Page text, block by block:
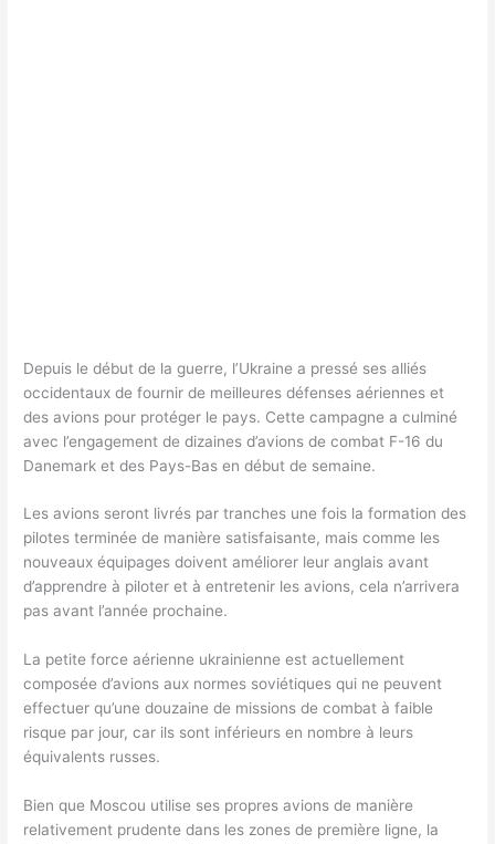
Depuis le début de la guerre, l’Ukraine a pressé ses alliés
occidentaux de fournir de meilleures défenses aériennes et
des avions pour protéger le pays. Cette campagne a culminé
avec l’engagement de dizaines d’avions de combat F-16 du
Danemark et des Pays-Bas en début de semaine.
Les avions seront livrés par tranches une fois la formation des
pilotes terminée de manière satisfaisante, mais comme les
nouveaux équipages doivent améliorer leur anglais avant
d’apprendre à piloter et à entretenir les avions, cela n’arrivera
pas avant l’année prochaine.
La petite force aérienne ukrainienne est actuellement
composée d’avions aux normes soviétiques qui ne peuvent
effectuer qu’une douzaine de missions de combat à faible
risque par jour, car ils sont inférieurs en nombre à leurs
équivalents russes.
Bien que Moscou utilise ses propres avions de manière
relativement prudente dans les zones de première ligne, la